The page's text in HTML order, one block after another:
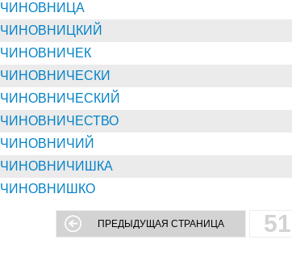
ЧИНОВНИЦА
ЧИНОВНИЦКИЙ
ЧИНОВНИЧЕК
ЧИНОВНИЧЕСКИ
ЧИНОВНИЧЕСКИЙ
ЧИНОВНИЧЕСТВО
ЧИНОВНИЧИЙ
ЧИНОВНИЧИШКА
ЧИНОВНИШКО
ПРЕДЫДУЩАЯ СТРАНИЦА 51